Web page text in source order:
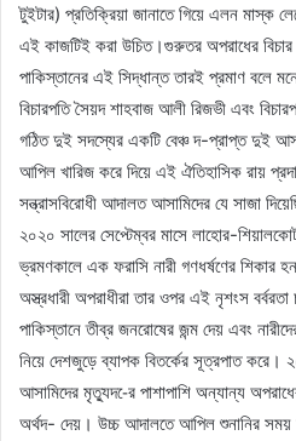
টুইটার) প্রতিক্রিয়া জানাতে গিয়ে এলন মাস্ক
এই কাজটিই করা উচিত।গুরুতর অপরাধের বিচার
পাকিস্তানের এই সিদ্ধান্ত তারই প্রমাণ বলে
বিচারপতি সৈয়দ শাহবাজ আলী রিজভী এবং
গঠিত দুই সদস্যের একটি বেঞ্চ দ-প্রাপ্ত দুই
আপিল খারিজ করে দিয়ে এই ঐতিহাসিক রায়
সন্ত্রাসবিরোধী আদালত আসামিদের যে সাজা
২০২০ সালের সেপ্টেম্বর মাসে লাহোর-
ভ্রমণকালে এক ফরাসি নারী গণধর্ষণের শিকার
অস্ত্রধারী অপরাধীরা তার ওপর এই নৃশংস
পাকিস্তানে তীব্র জনরোষের জন্ম দেয় এবং
নিয়ে দেশজুড়ে ব্যাপক বিতর্কের সূত্রপাত করে।
আসামিদের মৃত্যুদ-ের পাশাপাশি অন্যান্য
অর্থদ- দেয়। উচ্চ আদালতে আপিল শুনানির সময়